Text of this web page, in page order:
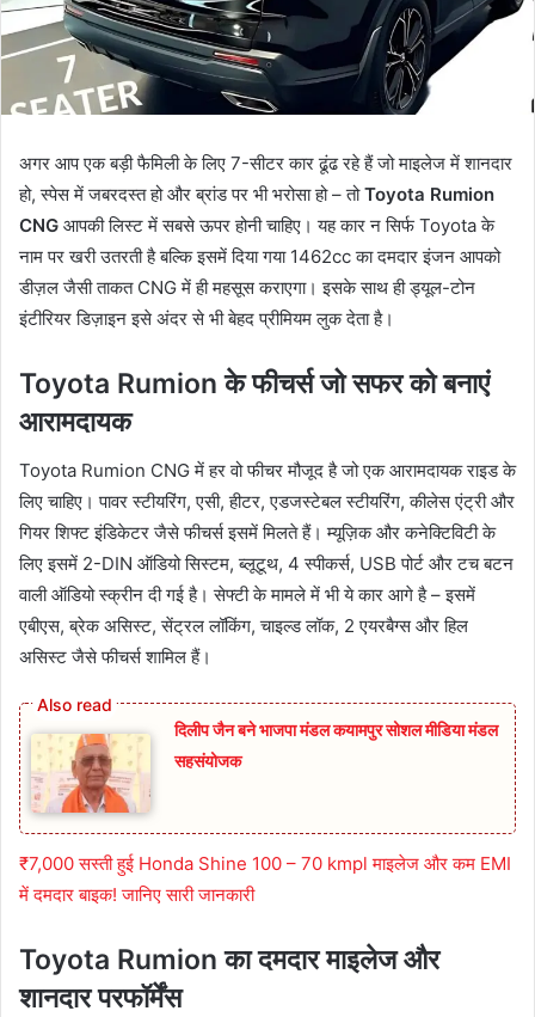
अगर आप एक बड़ी फैमिली के लिए 7-सीटर कार ढूंढ रहे हैं जो माइलेज में शानदार
हो, स्पेस में जबरदस्त हो और ब्रांड पर भी भरोसा हो – तोToyota Rumion
CNG आपकी लिस्ट में सबसे ऊपर होनी चाहिए। यह कार न सिर्फ Toyota के
नाम पर खरी उतरती है बल्कि इसमें दिया गया 1462cc का दमदार इंजन आपको
डीज़ल जैसी ताकत CNG में ही महसूस कराएगा। इसके साथ ही ड्यूल-टोन
इंटीरियर डिज़ाइन इसे अंदर से भी बेहद प्रीमियम लुक देता है।
Toyota Rumion के फीचर्स जो सफर को बनाएं
आरामदायक
Toyota Rumion CNG में हर वो फीचर मौजूद है जो एक आरामदायक राइड के
लिए चाहिए। पावर स्टीयरिंग, एसी, हीटर, एडजस्टेबल स्टीयरिंग, कीलेस एंट्री और
गियर शिफ्ट इंडिकेटर जैसे फीचर्स इसमें मिलते हैं। म्यूज़िक और कनेक्टिविटी के
लिए इसमें 2-DIN ऑडियो सिस्टम, ब्लूटूथ, 4 स्पीकर्स, USB पोर्ट और टच बटन
वाली ऑडियो स्क्रीन दी गई है। सेफ्टी के मामले में भी ये कार आगे है – इसमें
एबीएस, ब्रेक असिस्ट, सेंट्रल लॉकिंग, चाइल्ड लॉक, 2 एयरबैग्स और हिल
असिस्ट जैसे फीचर्स शामिल हैं।
दिलीप जैन बने भाजपा मंडल कयामपुर सोशल मीडिया मंडल
सहसंयोजक
₹7,000 सस्ती हुई Honda Shine 100 – 70 kmpl माइलेज और कम EMI
में दमदार बाइक! जानिए सारी जानकारी
Toyota Rumion का दमदार माइलेज और
शानदार परफॉर्मेंस